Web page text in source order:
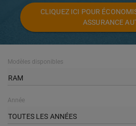
CLIQUEZ ICI POUR
ASSURANCE
Modèles disponibles
RAM
Année
TOUTES LES ANNÉES